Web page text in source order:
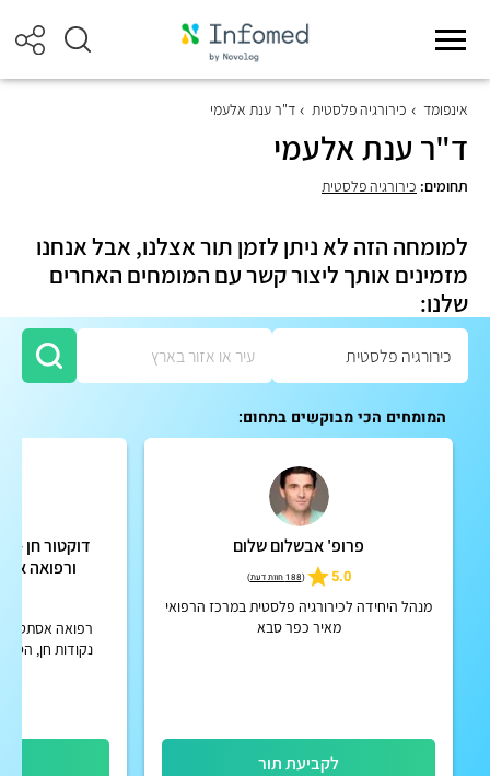
אינפומד כירורגיה פלסטית ד"ר ענת אלעמי
ד"ר ענת אלעמי
תחומים: כירורגיה פלסטית
למומחה הזה לא ניתן לזמן תור אצלנו, אבל אנחנו
מזמינים אותך ליצור קשר עם המומחים האחרים
שלנו:
המומחים הכי מבוקשים בתחום:
פרופ' אבשלום שלום
5.0
(188 חוות דעת )
מנהל היחידה לכירורגיה פלסטית במרכז הרפואי
מאיר כפר סבא
לקביעת תור
דוקטור חן -
ורפואה
רפואה אסתטית
נקודות חן,